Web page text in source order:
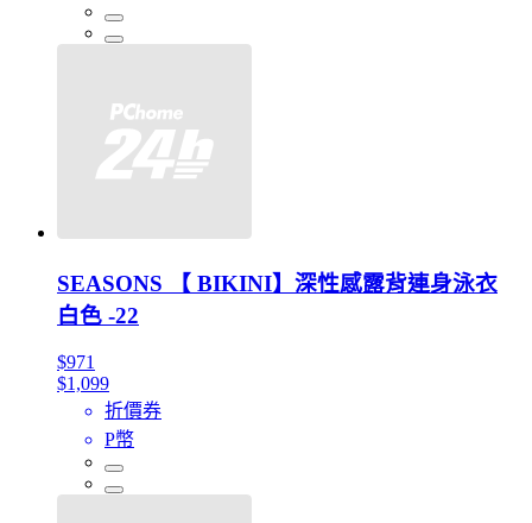
SEASONS 【 BIKINI】深性感露背連身泳衣
白色 -22
$971
$1,099
折價券
P幣